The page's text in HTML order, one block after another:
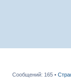
Сообщений: 165 •